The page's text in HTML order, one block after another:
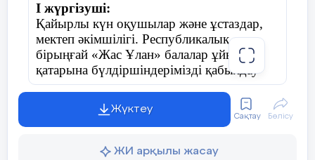
І жүргізуші:
Қайырлы күн оқушылар және ұстаздар,
мектеп әкімшілігі. Республикалық
бірыңғай «Жас Ұлан» балалар ұйымы
қатарына бүлдіршіндерімізді қабылдау
салтанатты жиынына қош келдіңіздер!
ІІ жүргізуші:
«Бірыңғай «Жас Ұлан» балалар мен
жасөспірімдер ұйымы» Республикалық
Қоғамдық Бірлестігінің қатарына мектеп
Жүктеу
Сақтау Бөлісу
ЖИ арқылы жасау